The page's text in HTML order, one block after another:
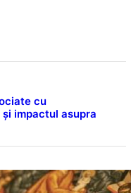
cu
impactul asupra
Domnului: Tradiții,